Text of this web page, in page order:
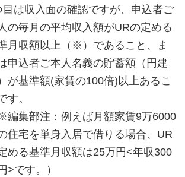
目は収入面の確認ですが、申込者ご
の毎月の平均収入額がURの定める
月収額以上（※）であること、ま
申込者ご本人名義の貯蓄額（円建
が基準額(家賃の100倍)以上あるこ
す。
※編集部注：例えば月額家賃9万6000
住宅を単身入居で借りる場合、UR
める基準月収額は25万円<年収300
>です。）